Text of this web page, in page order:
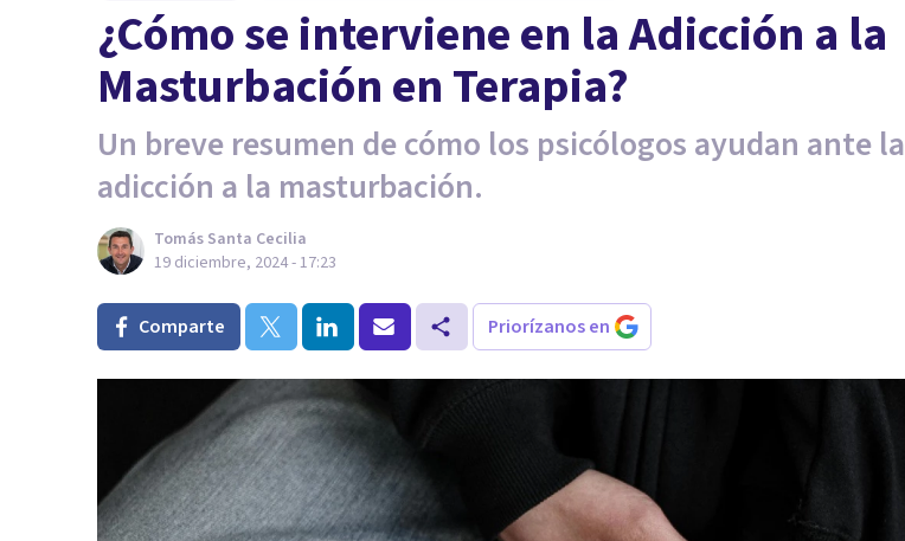
¿Cómo se interviene en la Adicción a la
Masturbación en Terapia?
Un breve resumen de cómo los psicólogos ayudan ante la
adicción a la masturbación.
Tomás Santa Cecilia
19 diciembre, 2024 - 17:23
Comparte Priorízanos en